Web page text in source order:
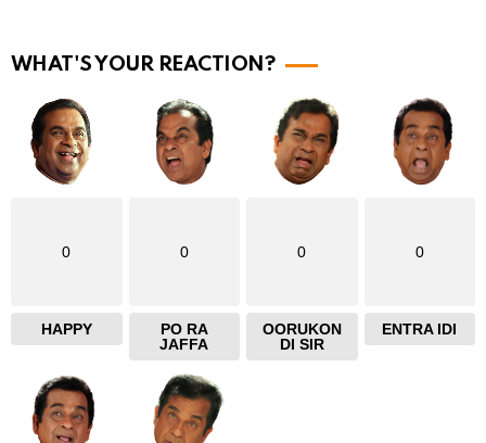
e
WHAT'S YOUR REACTION?
0
HAPPY
0
PO RA
JAFFA
0
OORUKON
DI SIR
0
ENTRA IDI